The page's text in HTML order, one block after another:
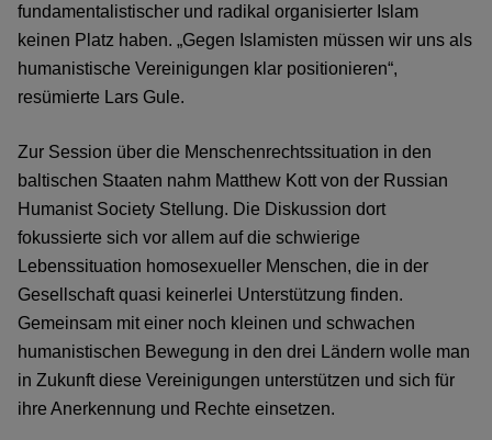
fundamentalistischer und radikal organisierter Islam
keinen Platz haben. „Gegen Islamisten müssen wir uns als
humanistische Vereinigungen klar positionieren“,
resümierte Lars Gule.
Zur Session über die Menschenrechtssituation in den
baltischen Staaten nahm Matthew Kott von der Russian
Humanist Society Stellung. Die Diskussion dort
fokussierte sich vor allem auf die schwierige
Lebenssituation homosexueller Menschen, die in der
Gesellschaft quasi keinerlei Unterstützung finden.
Gemeinsam mit einer noch kleinen und schwachen
humanistischen Bewegung in den drei Ländern wolle man
in Zukunft diese Vereinigungen unterstützen und sich für
ihre Anerkennung und Rechte einsetzen.